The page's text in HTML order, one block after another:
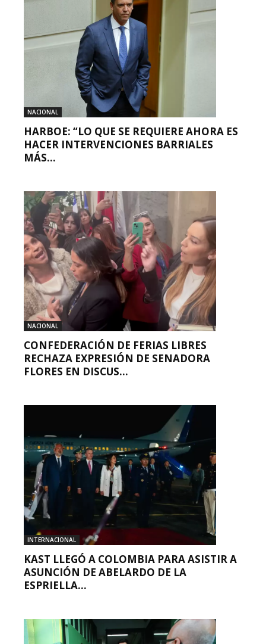
NACIONAL
HARBOE: “LO QUE SE REQUIERE AHORA ES
HACER INTERVENCIONES BARRIALES
MÁS...
NACIONAL
CONFEDERACIÓN DE FERIAS LIBRES
RECHAZA EXPRESIÓN DE SENADORA
FLORES EN DISCUS...
INTERNACIONAL
KAST LLEGÓ A COLOMBIA PARA ASISTIR A
ASUNCIÓN DE ABELARDO DE LA
ESPRIELLA...